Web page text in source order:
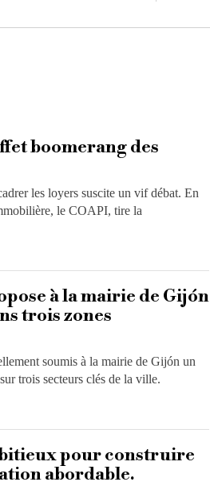
boomerang des
les loyers suscite un vif débat. En
le COAPI, tire la
à la mairie de Gijón
trois zones
soumis à la mairie de Gijón un
trois secteurs clés de la ville.
pour construire
abordable.